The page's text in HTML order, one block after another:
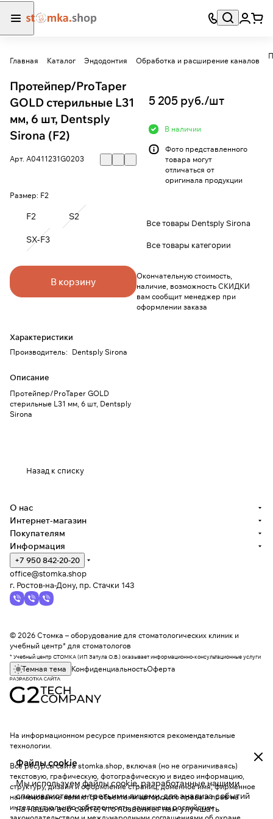
Главная Каталог Эндодонтия Обработка и расширение каналов
Протейпер/ProTaper
GOLD стерильные L31
мм, 6 шт, Dentsply
Sirona (F2)
Арт. A0411231G0203
Размер: F2
F2 S2
SX-F3
В корзину
Характеристики
Производитель: Dentsply Sirona
Описание
Протейпер/ProTaper GOLD
стерильные L31 мм, 6 шт, Dentsply
Sirona
5 205 руб./шт
В наличии
Фото представленного
товара могут
отличаться от
оригинала продукции
Все товары Dentsply Sirona
Все товары категории
Окончательную стоимость,
наличие, возможность СКИДКИ
вам сообщит менеджер при
оформлении заказа
Назад к списку
Файлы cookie
Мы используем файлы cookie, разработанные нашими
специалистами и третьими лицами, для анализа событий
на нашем веб-сайте, что позволяет нам улучшать
О нас
Интернет-магазин
Покупателям
Информация
+7 950 842-20-20
office@stomka.shop
г. Ростов-на-Дону, пр. Стачки 143
© 2026 Стомка – оборудование для стоматологических клиник и
учебный центр* для стоматологов
* Учебный центр СТОМКА (ИП Затула О.В.) оказывает информационно-консультационные услуги
Темная тема КонфиденциальностьОферта
На информационном ресурсе применяются рекомендательные
технологии.
Все ресурсы сайта stomka.shop, включая (но не ограничиваясь)
текстовую, графическую, фотографическую и видео информацию,
структуру, дизайн и оформление страниц, доменное имя, фирменное
наименование являются объектами авторского права и прав на
интеллектуальную собственность, защищены российским